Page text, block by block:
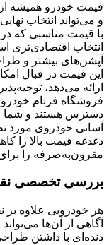
قیمت خودرو همیشه
و می‌تواند انتخاب
با قیمت مناسبی که در
انتخاب اقتصادی‌تری
آپشن‌های بیشتر و
این قیمت در قبال
ارائه می‌دهد،
فروشگاه فرنام
دسترس هستند و شما
آسانی خودروی مورد
دغدغه قیمت بالا را
مقرون‌به‌صرفه را
بررسی تخصصی
هر خودرویی علاوه
آگاهی از آن‌ها
دنده‌ای با داشتن